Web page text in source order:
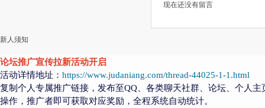
现在还没有留言
新人须知
论坛推广宣传拉新活动开启
活动详情地址： https://www.judaniang.com/thread-44025-1-1.html
复制个人专属推广链接，发布至QQ、各类聊天社群、论坛、个人
操作，推广者即可获取对应奖励，全程系统自动统计。